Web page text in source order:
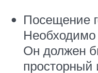
Посещение
Необходимо
Он должен
просторный